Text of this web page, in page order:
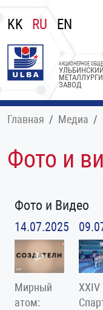
KK RU EN
УЛЬБИНСКИЙ
ЗАВОД
АКЦИОНЕРНОЕ
Главная Медиа
Фото и
Фото и Видео
14.07.2025
Мирный
атом:
XXIV